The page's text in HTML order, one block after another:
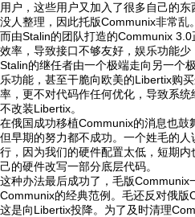
用户，这些用户又加入了很多自己的
没人整理，因此托版Communix非常乱。
而由Stalin的团队打造的Communix
效率，导致接口不够友好，娱乐功能少
Stalin的继任者由一个极端走向另一个
乐功能，甚至干脆向欧美的Libertix购
率，更不对代码作任何优化，导致系
不改装Libertix。
在俄国成功移植Communix的消息也鼓
但早期的努力都不成功。一个姓毛的
行，因为我们的硬件配置太低，短期
己的硬件改写一部分底层代码。
这种办法最后成功了，毛版Communix
Communix的经典范例。毛还反对俄版
这是向Libertix投降。为了及时清理